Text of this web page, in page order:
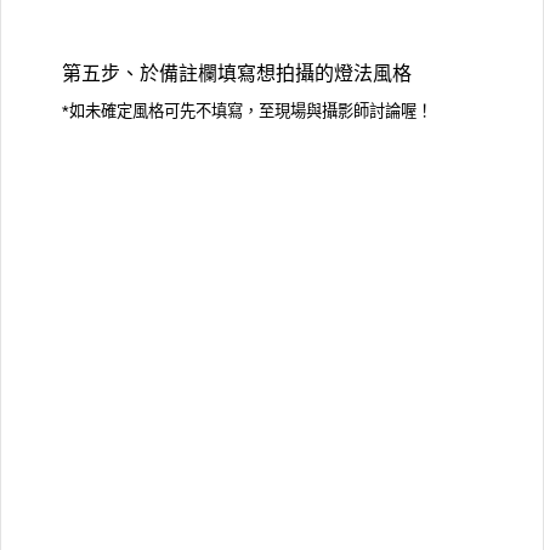
第五步、於備註欄填寫想拍攝的燈法風格
*如未確定風格可先不填寫，至現場與攝影師討論喔！